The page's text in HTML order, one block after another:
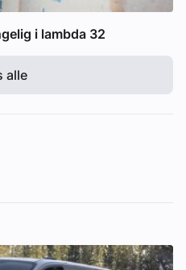
i lambda 32
alle